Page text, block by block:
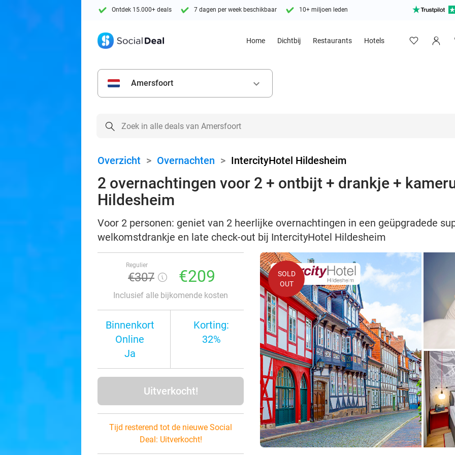
Ontdek 15.000+ deals 7 dagen per week beschikbaar 10+ miljoen leden
Home Dichtbij Restaurants Hotels
Amersfoort keyboard_arrow_down
Overzicht > Overnachten > IntercityHotel Hildesheim
2 overnachtingen voor 2 + ontbijt + drankje +
Hildesheim
Voor 2 personen: geniet van 2 heerlijke overnachtingen in een geüpgradede
welkomstdrankje en late check-out bij IntercityHotel Hildesheim
Regulier
€307 €209
Inclusief alle bijkomende kosten
Binnenkort
Online
Ja
Korting:
32%
Uitverkocht!
Tijd resterend tot de nieuwe Social
Deal: Uitverkocht!
SOLD
OUT